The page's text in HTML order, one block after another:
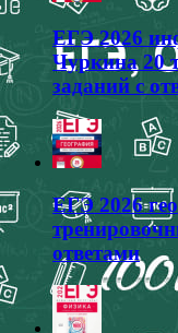
ЕГЭ 2026
Чуркина 20
заданий с
ЕГЭ 2026
ответами